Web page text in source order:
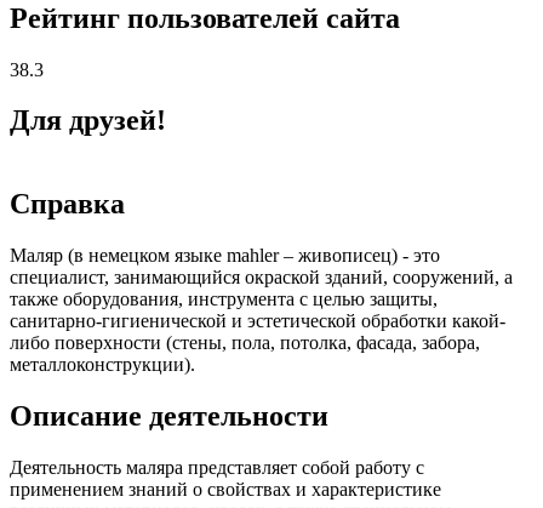
Рейтинг пользователей сайта
38.3
Для друзей!
Справка
Маляр (в немецком языке mahler – живописец) - это
специалист, занимающийся окраской зданий, сооружений, а
также оборудования, инструмента с целью защиты,
санитарно-гигиенической и эстетической обработки какой-
либо поверхности (стены, пола, потолка, фасада, забора,
металлоконструкции).
Описание деятельности
Деятельность маляра представляет собой работу с
применением знаний о свойствах и характеристике